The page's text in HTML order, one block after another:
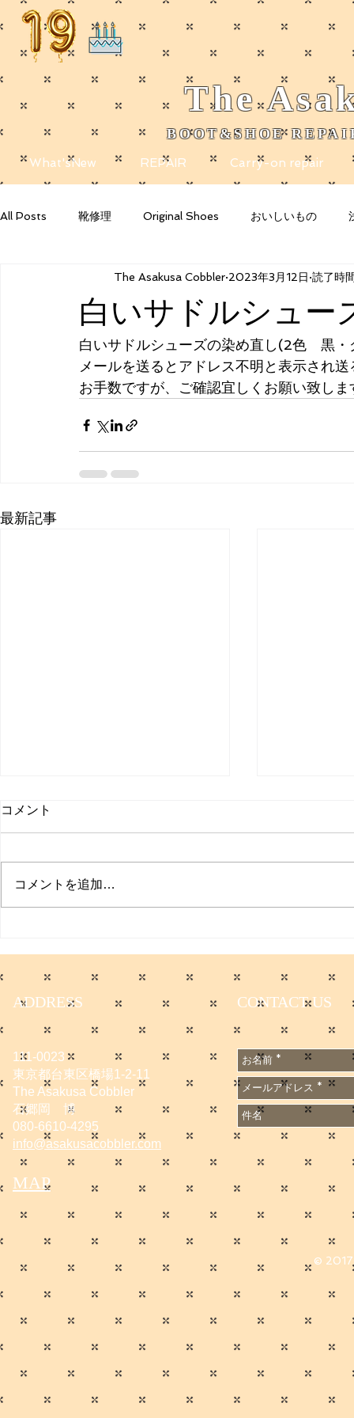
The
​BOOT&SHOE
What'sNew REPAIR Carry-on repair
All Posts 靴修理 Original Shoes おいしいもの
Your Community Blogging Tips
白いサドルシュー
The Asakusa Cobbler 2023年3月12日 読了時
白いサドルシューズの染め直し(2色　黒
メールを送るとアドレス不明と表示され
お手数ですが、ご確認宜しくお願い致しま
最新記事
無料会員に
1667502
コメント
コメントを追加…
ADDRESS CONTACT US
111-0023
東京都台東区橋場1-2-11
The Asakusa Cobbler
石郷岡 博
080-6610-4295
info@asakusacobbler.com
MAP
© 2017